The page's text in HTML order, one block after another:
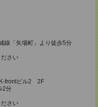
線「矢場町」より徒歩5分
さい
frontビル2 2F
2分
さい